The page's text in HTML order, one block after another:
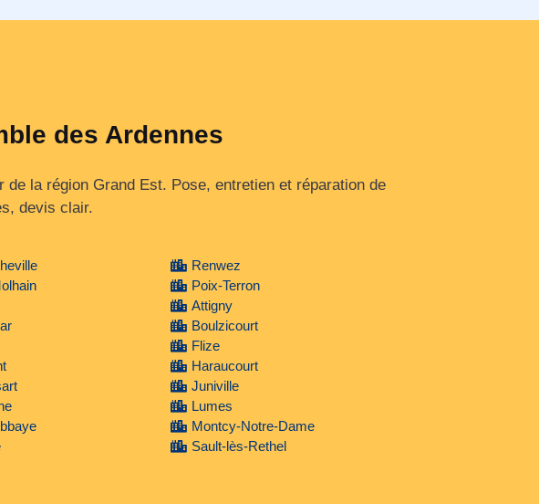
des Ardennes
la région Grand Est. Pose, entretien et réparation de
devis clair.
Renwez
Poix-Terron
Attigny
Boulzicourt
Flize
Haraucourt
Juniville
Lumes
Montcy-Notre-Dame
Sault-lès-Rethel